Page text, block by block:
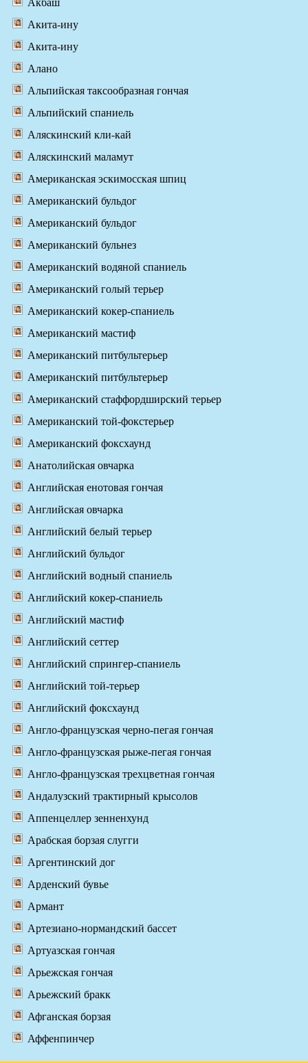
Акбаш
Акита-ину
Акита-ину
Алано
Альпийская таксообразная гончая
Альпийский спаниель
Аляскинский кли-кай
Аляскинский маламут
Американская эскимосская шпиц
Американский бульдог
Американский бульдог
Американский бульнез
Американский водяной спаниель
Американский голый терьер
Американский кокер-спаниель
Американский мастиф
Американский питбультерьер
Американский питбультерьер
Американский стаффордширский терьер
Американский той-фокстерьер
Американский фоксхаунд
Анатолийская овчарка
Английская енотовая гончая
Английская овчарка
Английский белый терьер
Английский бульдог
Английский водный спаниель
Английский кокер-спаниель
Английский мастиф
Английский сеттер
Английский спрингер-спаниель
Английский той-терьер
Английский фоксхаунд
Англо-французская черно-пегая гончая
Англо-французская рыже-пегая гончая
Англо-французская трехцветная гончая
Андалузский трактирный крысолов
Аппенцеллер зенненхунд
Арабская борзая слугги
Аргентинский дог
Арденский бувье
Армант
Артезиано-нормандский бассет
Артуазская гончая
Арьежская гончая
Арьежский бракк
Афганская борзая
Аффенпинчер